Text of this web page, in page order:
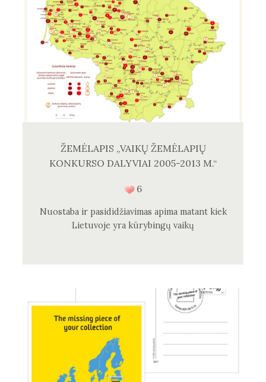
ŽEMĖLAPIS „VAIKŲ ŽEMĖLAPIŲ
KONKURSO DALYVIAI 2005-2013 M.“
6
Nuostaba ir pasididžiavimas apima matant kiek
Lietuvoje yra kūrybingų vaikų